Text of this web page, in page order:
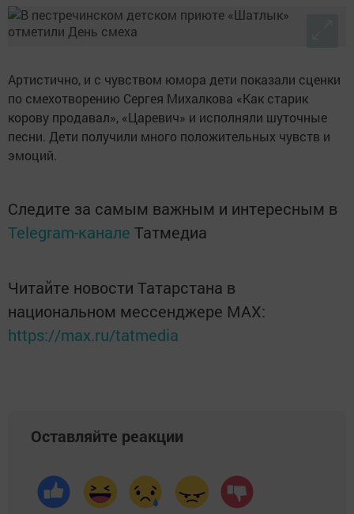
Артистично, и с чувством юмора дети показали сценки
по смехотворению Сергея Михалкова «Как старик
корову продавал», «Царевич» и исполняли шуточные
песни. Дети получили много положительных чувств и
эмоций.
Следите за самым важным и интересным в
Telegram-канале Татмедиа
Читайте новости Татарстана в
национальном мессенджере MАХ:
https://max.ru/tatmedia
Оставляйте реакции